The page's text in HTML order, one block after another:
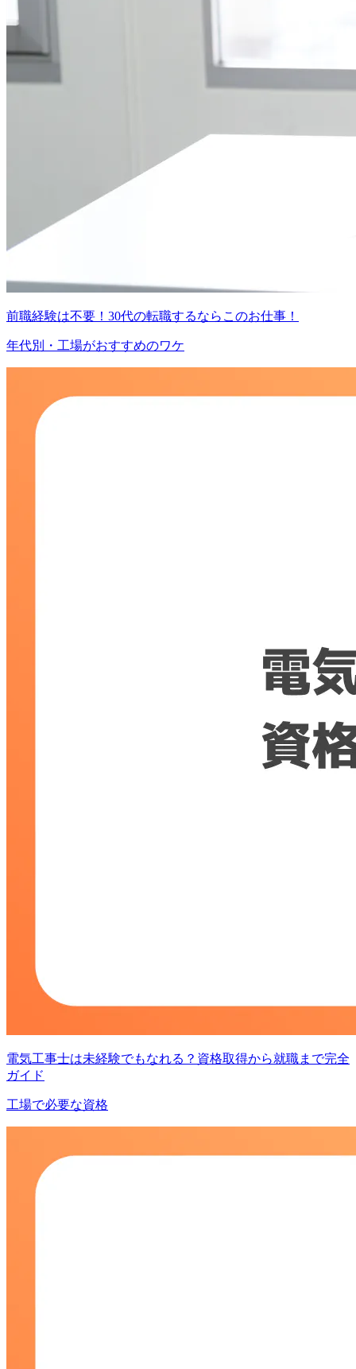
前職経験は不要！30代の転職するならこのお仕事！
年代別・工場がおすすめのワケ
電気工事士は未経験でもなれる？資格取得から就職まで完全
ガイド
工場で必要な資格